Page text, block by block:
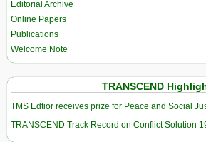
Editorial Archive
Online Papers
Publications
Welcome Note
TRANSCEND
TMS Edtior receives prize for Peace and Social
TRANSCEND Track Record on Conflict Solution